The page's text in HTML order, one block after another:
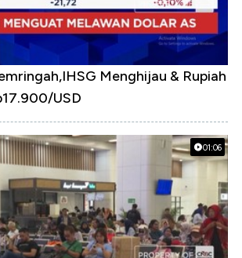
Menghijau & Rupiah
USD
01:06